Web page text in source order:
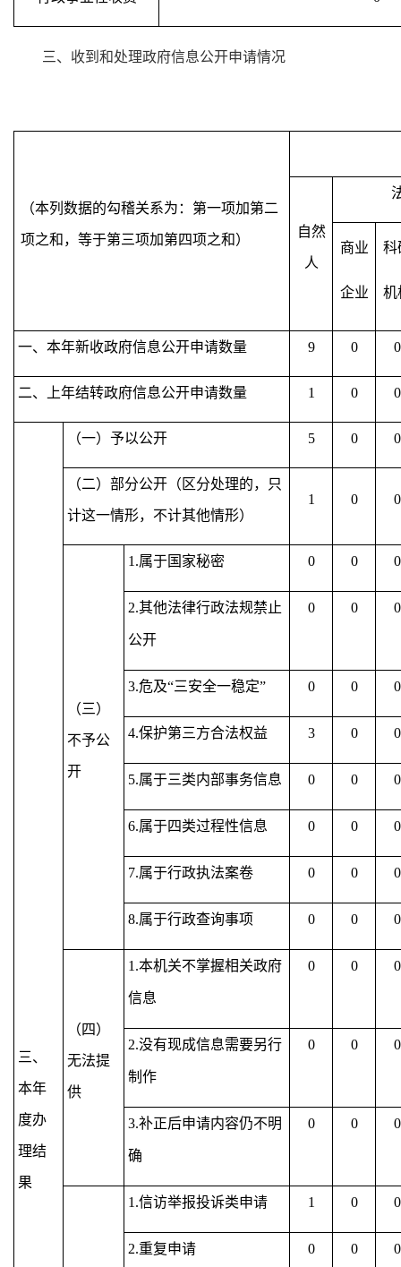
三、收到和处理政府信息公开申请情况
（本列数据的勾稽关系为：第一项加第二
项之和，等于第三项加第四项之和）
自然
人
商业
企业
科
机
一、本年新收政府信息公开申请数量 9 0 0
二、上年结转政府信息公开申请数量 1 0 0
三、
本年
度办
理结
果
（一）予以公开 5 0 0
（二）部分公开（区分处理的，只
计这一情形，不计其他情形）
1 0 0
（三）
不予公
开
1.属于国家秘密 0 0 0
2.其他法律行政法规禁止
公开
0 0 0
3.危及“三安全一稳定” 0 0 0
4.保护第三方合法权益 3 0 0
5.属于三类内部事务信息 0 0 0
6.属于四类过程性信息 0 0 0
7.属于行政执法案卷 0 0 0
8.属于行政查询事项 0 0 0
（四）
无法提
供
1.本机关不掌握相关政府
信息
0 0 0
2.没有现成信息需要另行
制作
0 0 0
3.补正后申请内容仍不明
确
0 0 0
1.信访举报投诉类申请 1 0 0
2.重复申请 0 0 0